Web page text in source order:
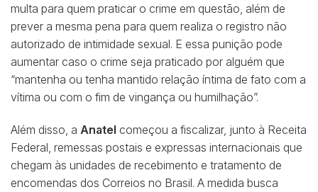
multa para quem praticar o crime em questão, além de
prever a mesma pena para quem realiza o registro não
autorizado de intimidade sexual. E essa punição pode
aumentar caso o crime seja praticado por alguém que
“mantenha ou tenha mantido relação íntima de fato com a
vítima ou com o fim de vingança ou humilhação”.
Além disso, a Anatel começou a fiscalizar, junto à Receita
Federal, remessas postais e expressas internacionais que
chegam às unidades de recebimento e tratamento de
encomendas dos Correios no Brasil. A medida busca